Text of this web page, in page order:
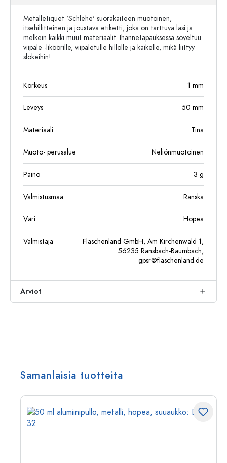
Metalletiquet 'Schlehe' suorakaiteen muotoinen,
itsehillitteinen ja joustava etiketti, joka on tarttuva lasi ja
melkein kaikki muut materiaalit. Ihannetapauksessa soveltuu
viipale -liköörille, viipaletulle hillolle ja kaikelle, mikä liittyy
slokeihin!
Korkeus 1 mm
Leveys 50 mm
Materiaali Tina
Muoto- perusalue Neliönmuotoinen
Paino 3 g
Valmistusmaa Ranska
Väri Hopea
Valmistaja
Flaschenland GmbH, Am Kirchenwald 1,
56235 Ransbach-Baumbach,
gpsr@flaschenland.de
Arviot
Samanlaisia tuotteita